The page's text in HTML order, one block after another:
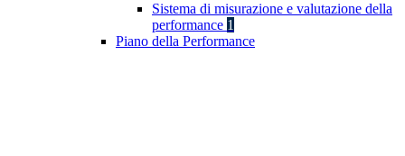
Sistema di misurazione e valutazione della
performance 1
Piano della Performance